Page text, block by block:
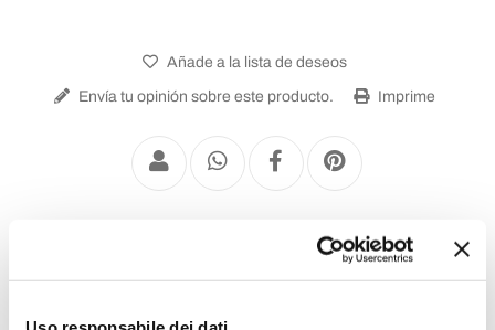
Añade a la lista de deseos
Envía tu opinión sobre este producto. Imprime